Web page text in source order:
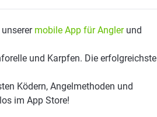
mobile App für Anglerund
und Karpfen. Die erfolgreichste
Ködern, Angelmethoden und
im App Store!